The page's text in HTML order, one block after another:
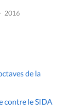
2016
de la
contre le SIDA